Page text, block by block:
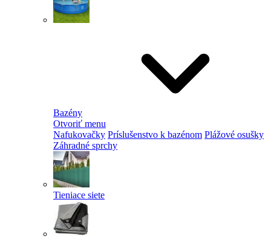
Bazény
Otvoriť menu
Nafukovačky Príslušenstvo k bazénom Plážové osušky
Záhradné sprchy
Tieniace siete